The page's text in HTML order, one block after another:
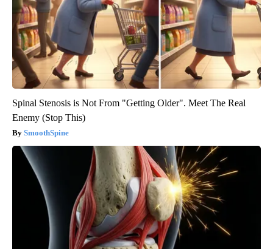
Spinal Stenosis is Not From "Getting Older". Meet The Real
Enemy (Stop This)
SmoothSpine